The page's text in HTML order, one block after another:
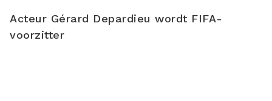
Acteur Gérard Depardieu wordt FIFA-
voorzitter